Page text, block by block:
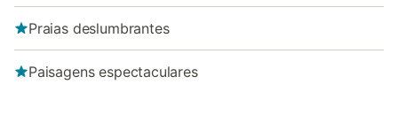
Praias deslumbrantes
Paisagens espectaculares